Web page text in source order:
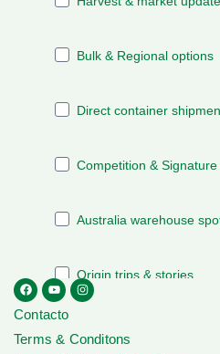
Contacto
Terms & Conditons